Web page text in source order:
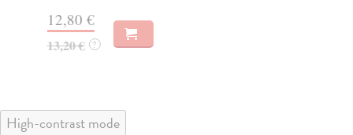
12,80 €
13,20 € ?
High-contrast mode